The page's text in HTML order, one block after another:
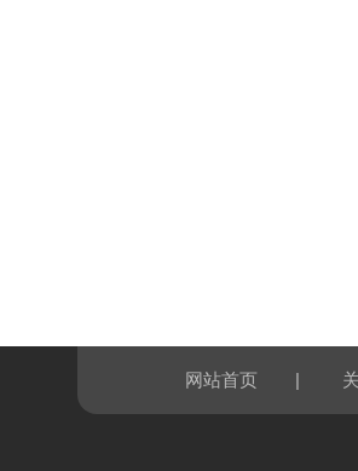
网站首页 |